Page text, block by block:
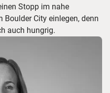
Stopp im nahe
Boulder City einlegen, denn
auch hungrig.